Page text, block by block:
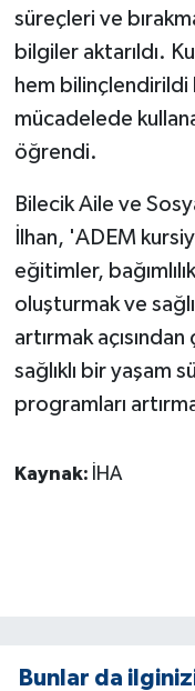
süreçleri ve
bilgiler aktarıldı.
hem bilinçlendirildi
mücadelede
öğrendi.
Bilecik Aile ve
İlhan, 'ADEM
eğitimler,
oluşturmak ve
artırmak
sağlıklı bir yaşam
programları
Kaynak: İHA
Bunlar da
GÜNDEM
Güvenlik
HABERDE
İNSAN
İş Dünyası
Jandarma
Kadın
Sağlık